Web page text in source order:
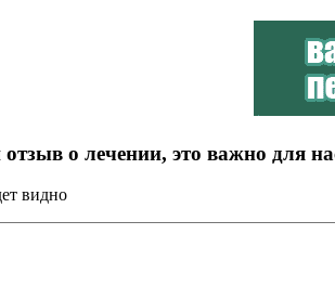
о лечении, это важно для
видно